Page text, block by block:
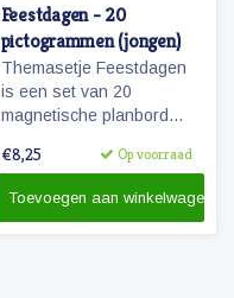
Feestdagen - 20
pictogrammen (jongen)
Themasetje Feestdagen
is een set van 20
magnetische planbord
€8,25 Op voorraad
Toevoegen aan winkelwagen